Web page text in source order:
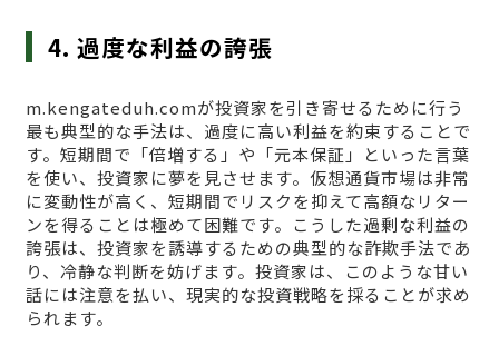
4. 過度な利益の誇張
m.kengateduh.comが投資家を引き寄せるために行う
最も典型的な手法は、過度に高い利益を約束することで
す。短期間で「倍増する」や「元本保証」といった言葉
を使い、投資家に夢を見させます。仮想通貨市場は非常
に変動性が高く、短期間でリスクを抑えて高額なリター
ンを得ることは極めて困難です。こうした過剰な利益の
誇張は、投資家を誘導するための典型的な詐欺手法であ
り、冷静な判断を妨げます。投資家は、このような甘い
話には注意を払い、現実的な投資戦略を採ることが求め
られます。